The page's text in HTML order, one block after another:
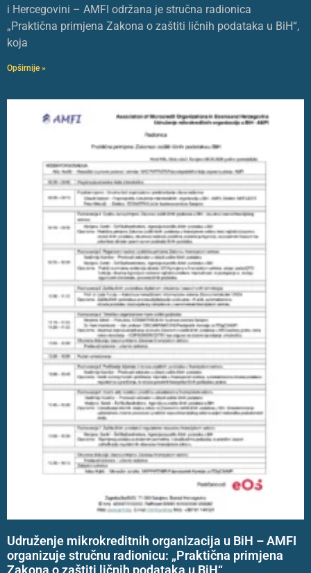
i Hercegovini – AMFI održana je stručna radionica
„Praktična primjena Zakona o zaštiti ličnih podataka u BiH“,
koja
Opširnije »
Udruženje mikrokreditnih organizacija u BiH – AMFI
organizuje stručnu radionicu: „Praktična primjena
Zakona o zaštiti ličnih podataka u BiH“